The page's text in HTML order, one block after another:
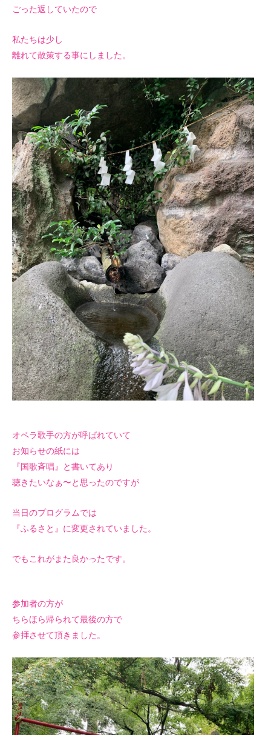
ごった返していたので
私たちは少し
離れて散策する事にしました。
オペラ歌手の方が呼ばれていて
お知らせの紙には
『国歌斉唱』と書いてあり
聴きたいなぁ〜と思ったのですが
当日のプログラムでは
『ふるさと』に変更されていました。
でもこれがまた良かったです。
参加者の方が
ちらほら帰られて最後の方で
参拝させて頂きました。